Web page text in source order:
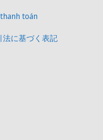
toán
法に基づく表記